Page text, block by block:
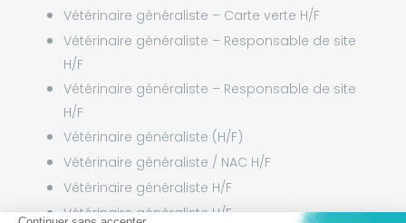
Vétérinaire généraliste – Carte verte H/F
Vétérinaire généraliste – Responsable de site
H/F
Vétérinaire généraliste – Responsable de site
H/F
Vétérinaire généraliste (H/F)
Vétérinaire généraliste / NAC H/F
Vétérinaire généraliste H/F
Vétérinaire généraliste H/F